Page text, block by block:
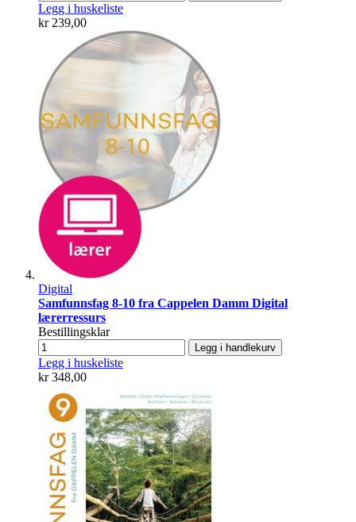
Legg i huskeliste
kr 239,00
Digital
Samfunnsfag 8-10 fra Cappelen Damm Digital
lærerressurs
Bestillingsklar
Legg i handlekurv
Legg i huskeliste
kr 348,00